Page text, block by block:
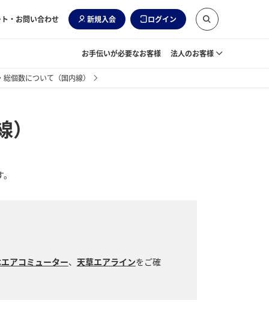
・お問い合わせ 新規入会 ログイン
お手伝いが必要なお客様 法人のお客様
個数について（国内線）
アコミューター、 天草エアラインをご確